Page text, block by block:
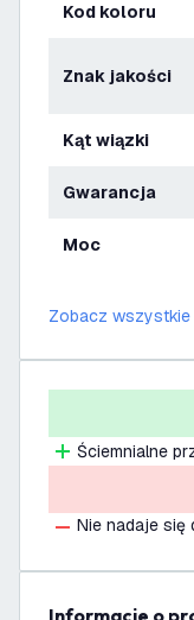
Kod koloru
Znak jakości
Kąt wiązki
Gwarancja
Moc
Zobacz
Ściemnialne
Nie nadaje się
informacje o